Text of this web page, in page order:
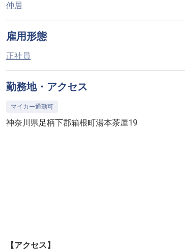
仲居
雇用形態
正社員
勤務地・アクセス
マイカー通勤可
神奈川県足柄下郡箱根町湯本茶屋19
【アクセス】